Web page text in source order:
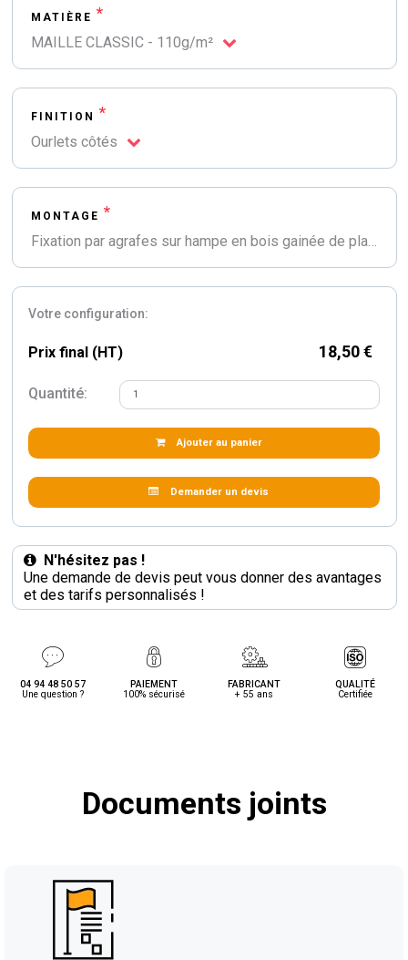
MATIÈRE *
MAILLE CLASSIC - 110g/m²
FINITION *
Ourlets côtés
MONTAGE *
Votre configuration:
Prix final (HT) 18,50 €
Quantité:
Ajouter au panier
Demander un devis
N'hésitez pas !
Une demande de devis peut vous donner des avantages
et des tarifs personnalisés !
04 94 48 50 57
Une question ?
PAIEMENT
100% sécurisé
FABRICANT
+ 55 ans
QUALITÉ
Certifiée
Documents joints